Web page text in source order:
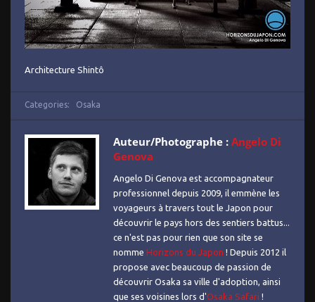
Architecture Shintô
Categories: Osaka
Auteur/Photographe : Angelo Di
Genova
Angelo Di Genova est accompagnateur
professionnel depuis 2009, il emmène les
voyageurs à travers tout le Japon pour
découvrir le pays hors des sentiers battus...
ce n'est pas pour rien que son site se
nomme Horizons du Japon ! Depuis 2012 il
propose avec beaucoup de passion de
découvrir Osaka sa ville d'adoption, ainsi
que ses voisines lors d'Osaka Safari !